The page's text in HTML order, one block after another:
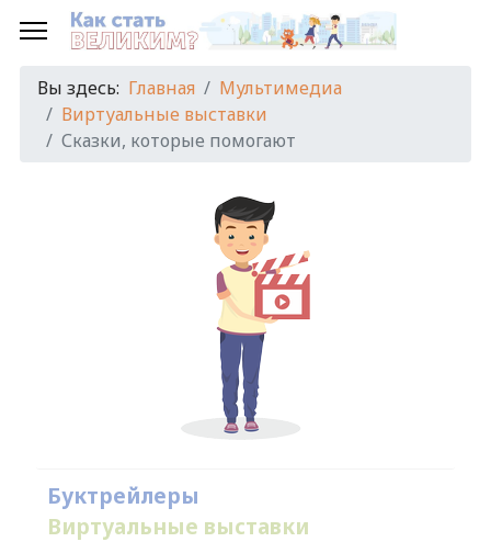
Вы здесь: Главная
Мультимедиа
Виртуальные выставки
Сказки, которые помогают
Буктрейлеры
Виртуальные выставки